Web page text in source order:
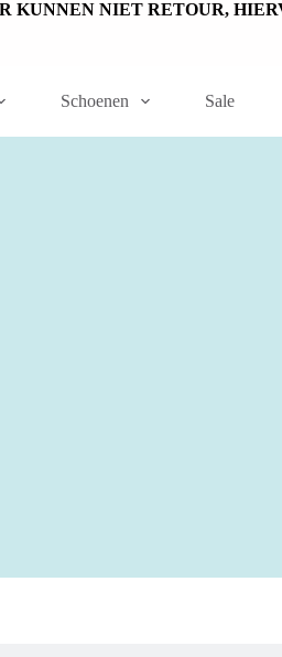
KUNNEN NIET RETOUR,
Schoenen Sale